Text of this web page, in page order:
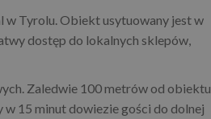
Tyrolu. Obiekt usytuowany jest w
dostęp do lokalnych sklepów,
Zaledwie 100 metrów od obiektu
15 minut dowiezie gości do dolnej